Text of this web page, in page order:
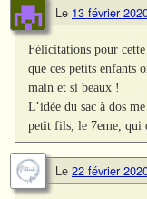
Le 13 février
Félicitations pour
que ces petits enfants
main et si beaux !
L’idée du sac à dos
petit fils, le 7eme, qui
Le 22 février